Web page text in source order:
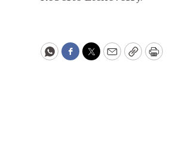
WhatsApp
Facebook
Twitter
EmailCopyPrint